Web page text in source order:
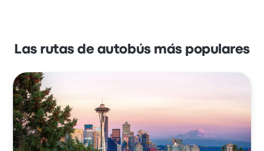
Las rutas de autobús más populares